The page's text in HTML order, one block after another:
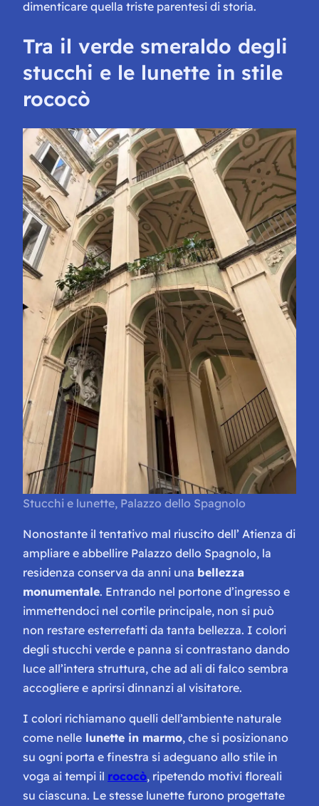
dimenticare quella triste parentesi di storia.
Tra il verde smeraldo degli
stucchi e le lunette in stile
rococò
Stucchi e lunette, Palazzo dello Spagnolo
Nonostante il tentativo mal riuscito dell’ Atienza di
ampliare e abbellire Palazzo dello Spagnolo, la
residenza conserva da anni una bellezza
monumentale. Entrando nel portone d’ingresso e
immettendoci nel cortile principale, non si può
non restare esterrefatti da tanta bellezza. I colori
degli stucchi verde e panna si contrastano dando
luce all’intera struttura, che ad ali di falco sembra
accogliere e aprirsi dinnanzi al visitatore.
I colori richiamano quelli dell’ambiente naturale
come nelle lunette in marmo, che si posizionano
su ogni porta e finestra si adeguano allo stile in
voga ai tempi il rococò, ripetendo motivi floreali
su ciascuna. Le stesse lunette furono progettate